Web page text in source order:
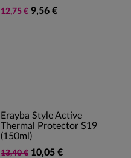
12,75 € 9,56 €
Erayba Style Active
Thermal Protector S19
(150ml)
13,40 € 10,05 €